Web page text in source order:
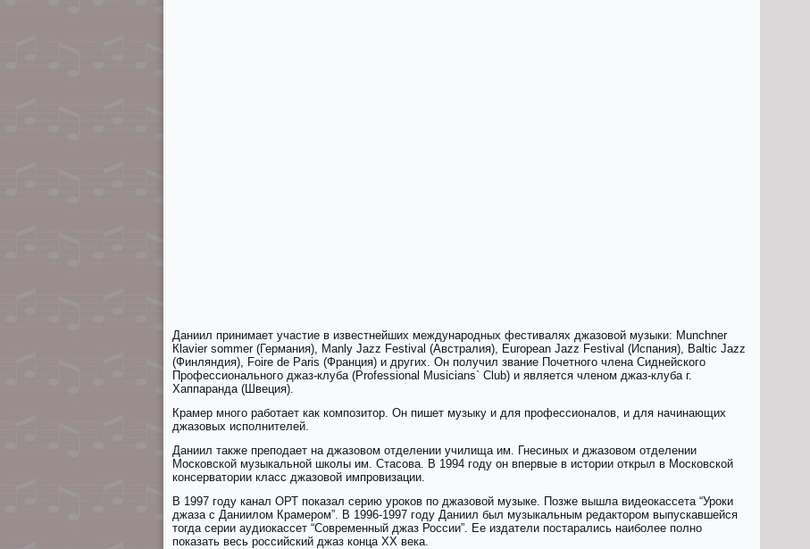
Даниил принимает участие в известнейших международных фестивалях джазовой музыки: Мunсhnеr
Кlаviеr sоmmеr (Германия), Маnlу Jаzz Fеstivаl (Австралия), Еurореаn Jаzz Fеstivаl (Испания), Ваltiс Jаzz
(Финляндия), Fоirе dе Раris (Франция) и других. Он получил звание Почетного члена Сиднейского
Профессионального джаз-клуба (Рrоfеssiоnаl Мusiсiаns` Сlub) и является членом джаз-клуба г.
Хаппаранда (Швеция).
Крамер много работает как композитор. Он пишет музыку и для профессионалов, и для начинающих
джазовых исполнителей.
Даниил также преподает на джазовом отделении училища им. Гнесиных и джазовом отделении
Mocкoвcкoй мyзыкaльнoй шкoлы им. Стасова. В 1994 году он впервые в истории открыл в Московской
консерватории класс джазовой импровизации.
В 1997 году канал ОРТ показал серию уроков по джазовой музыке. Позже вышла видеокассета “Уроки
джаза с Даниилом Крамером”. В 1996-1997 году Даниил был музыкальным редактором выпускавшейся
тогда серии аудиокассет “Современный джаз России”. Ее издатели постарались наиболее полно
показать весь российский джаз конца ХХ века.